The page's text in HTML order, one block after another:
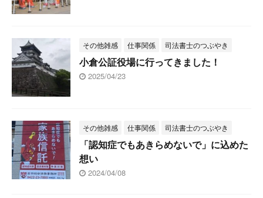
その他雑感 仕事関係 司法書士のつぶやき
小倉公証役場に行ってきました！
2025/04/23
その他雑感 仕事関係 司法書士のつぶやき
「認知症でもあきらめないで」に込めた
想い
2024/04/08